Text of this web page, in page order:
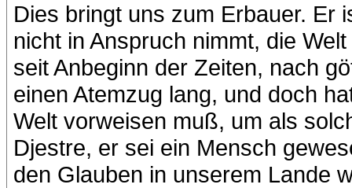
Dies bringt uns zum Erbauer. Er
nicht in Anspruch nimmt, die
seit Anbeginn der Zeiten, nach
einen Atemzug lang, und doch
Welt vorweisen muß, um als
Djestre, er sei ein Mensch
den Glauben in unserem Lande